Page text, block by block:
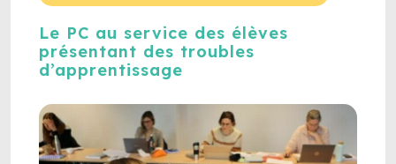
Le PC au service des élèves
présentant des troubles
d’apprentissage